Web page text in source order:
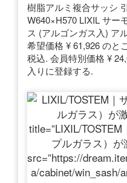
樹脂アルミ複合サッシ
W640×H570 LIXIL サー
ス (アルゴンガス入) ア
希望価格 ¥ 61,926 のと
税込. 会員特別価格 ¥
入りに登録する.